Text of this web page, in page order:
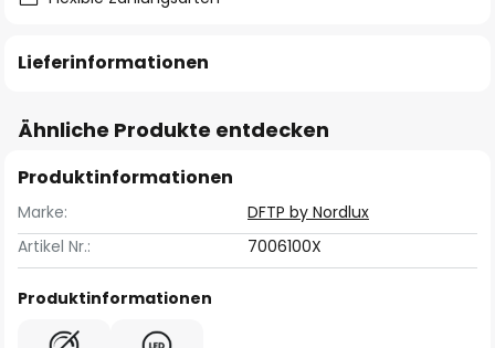
Lieferinformationen
Ähnliche Produkte entdecken
Produktinformationen
Marke:
DFTP by Nordlux
Artikel Nr.:
7006100X
Produktinformationen